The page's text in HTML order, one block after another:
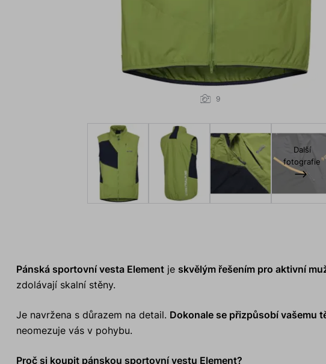
9
Další
fotografie
Pánská sportovní vesta Elementje skvělým řešením pro aktivní
zdolávají skalní stěny.
Je navržena s důrazem na detail. Dokonale se přizpůsobí vašemu
neomezuje vás v pohybu.
Proč si koupit pánskou sportovní vestu Element?